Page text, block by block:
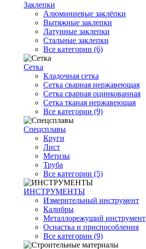
Заклепки
Алюминиевые заклёпки
Вытяжные заклепки
Латунные заклепки
Стальные заклепки
Все категории (6)
Сетка
Кладочная сетка
Сетка сварная нержавеющая
Сетка сварная оцинкованная
Сетка тканая нержавеющая
Все категории (9)
Спецсплавы
Круги
Лист
Метизы
Труба
Все категории (5)
ИНСТРУМЕНТЫ
Измерительный инструмент
Калибры
Металлорежущий инструмент
Оснастка и приспособления
Все категории (9)